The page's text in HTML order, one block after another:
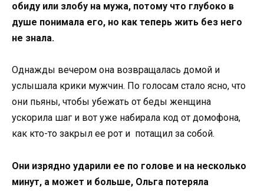
обиду или злобу на мужа, потому что глубоко в
душе понимала его, но как теперь жить без него
не знала.
Однажды вечером она возвращалась домой и
услышала крики мужчин. По голосам стало ясно, что
они пьяны, чтобы убежать от беды женщина
ускорила шаг и вот уже набирала код от домофона,
как кто-то закрыл ее рот и потащил за собой.
Они изрядно ударили ее по голове и на несколько
минут, а может и больше, Ольга потеряла